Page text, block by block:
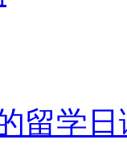
留学